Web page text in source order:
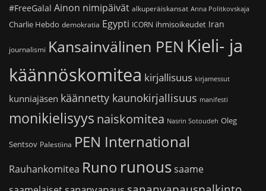
#FreeGalal Ainon nimipäivät alkuperäiskansat Anna Politkovskaja
Charlie Hebdo demokratia Egypti ICORN ihmisoikeudet Iran
journalismi Kansainvälinen PEN Kieli- ja
käännöskomitea kirjallisuus kirjamessut
kunniajäsen käännetty kaunokirjallisuus manifesti
monikielisyys naiskomitea Nasrin Sotoudeh Oleg
Sentsov Palestiina PEN International
Rauhankomitea Runo runoussaame